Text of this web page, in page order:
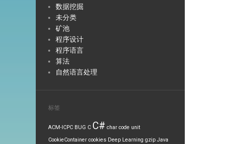
数据挖掘
未分类
矿池
程序设计
程序语言
算法
自然语言处理
标签
ACM-ICPC BUG C C# char code unit
CookieContainer cookies Deep Learning gzip Java